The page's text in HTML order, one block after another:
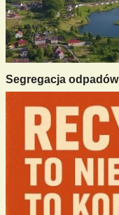
Segregacja odpadów